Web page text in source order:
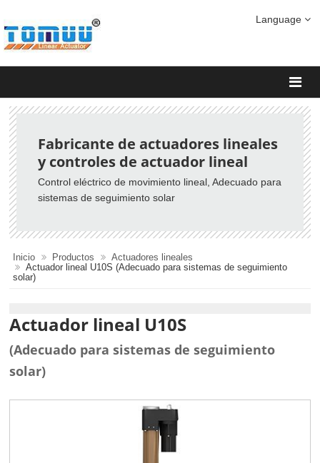
Language
Fabricante de actuadores lineales
y controles de actuador lineal
Control eléctrico de movimiento lineal, Adecuado para
sistemas de seguimiento solar
Inicio Productos
Actuadores lineales
Actuador lineal U10S (Adecuado para sistemas de seguimiento
solar)
Actuador lineal U10S
(Adecuado para sistemas de seguimiento
solar)